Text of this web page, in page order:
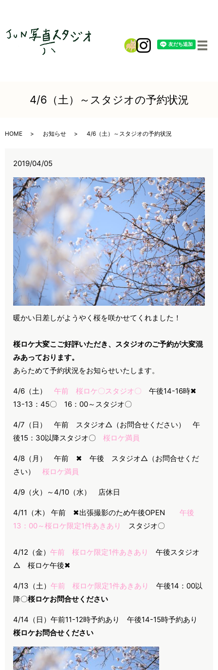
メ
4/6（土）～スタジオの予約状況
HOME お知らせ 4/6（土）～スタジオの予約状況
2019/04/05
暖かい日差しがようやく桜を咲かせてくれました！
桜ロケ大変こご好評いただき、スタジオのご予約が大変混
みあっております。
あらためて予約状況をお知らせいたします。
4/6（土）午前 桜ロケ〇スタジオ〇 午後14-16時✖
13-13：45〇 16：00～スタジオ〇
4/7（日） 午前 スタジオ△（お問合せください） 午
後15：30以降スタジオ〇桜ロケ満員
4/8（月） 午前 ✖ 午後 スタジオ△（お問合せくだ
さい）桜ロケ満員
4/9（火）～4/10（水） 店休日
4/11（木） 午前 ✖出張撮影のため午後OPEN午後
13：00～桜ロケ限定1件あきあり
スタジオ〇
4/12（金）午前 桜ロケ限定1件あきあり
午後スタジオ
△ 桜ロケ午後✖
4/13（土）午前 桜ロケ限定1件あきあり
午後14：00以
降〇桜ロケお問合せください
4/14（日）午前11-12時予約あり 午後14-15時予約あり
桜ロケお問合せください